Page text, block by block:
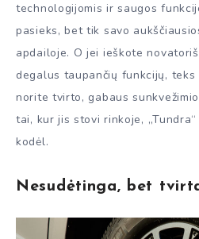
technologijomis ir saugos
pasieks, bet tik savo
apdailoje. O jei ieškote
degalus taupančių funkcijų,
norite tvirto, gabaus
tai, kur jis stovi rinkoje,
kodėl.
Nesudėtinga, bet